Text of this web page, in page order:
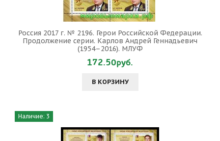
Россия 2017 г. № 2196. Герои Российской Федерации.
Продолжение серии. Карлов Андрей Геннадьевич
(1954–2016). МЛУФ
172.50руб.
В КОРЗИНУ
Наличие: 3